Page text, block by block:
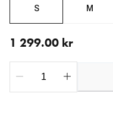
S M
1 299.00 kr